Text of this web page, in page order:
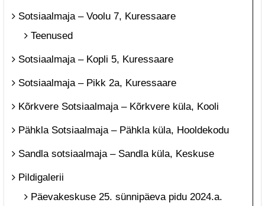
Sotsiaalmaja – Voolu 7, Kuressaare
Teenused
Sotsiaalmaja – Kopli 5, Kuressaare
Sotsiaalmaja – Pikk 2a, Kuressaare
Kõrkvere Sotsiaalmaja – Kõrkvere küla, Kooli
Pähkla Sotsiaalmaja – Pähkla küla, Hooldekodu
Sandla sotsiaalmaja – Sandla küla, Keskuse
Pildigalerii
Päevakeskuse 25. sünnipäeva pidu 2024.a.